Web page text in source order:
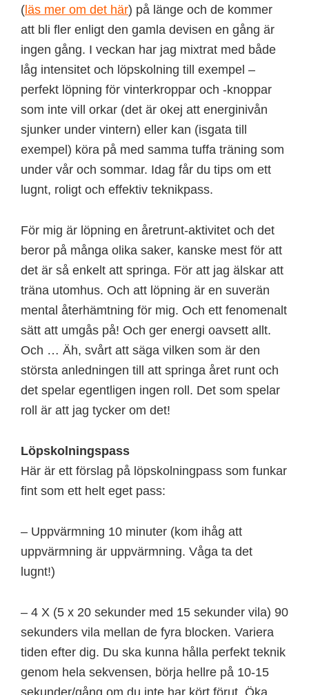
( läs mer om det här) på länge och de kommer
att bli fler enligt den gamla devisen en gång är
ingen gång. I veckan har jag mixtrat med både
låg intensitet och löpskolning till exempel –
perfekt löpning för vinterkroppar och -knoppar
som inte vill orkar (det är okej att energinivån
sjunker under vintern) eller kan (isgata till
exempel) köra på med samma tuffa träning som
under vår och sommar. Idag får du tips om ett
lugnt, roligt och effektiv teknikpass.
För mig är löpning en åretrunt-aktivitet och det
beror på många olika saker, kanske mest för att
det är så enkelt att springa. För att jag älskar att
träna utomhus. Och att löpning är en suverän
mental återhämtning för mig. Och ett fenomenalt
sätt att umgås på! Och ger energi oavsett allt.
Och … Äh, svårt att säga vilken som är den
största anledningen till att springa året runt och
det spelar egentligen ingen roll. Det som spelar
roll är att jag tycker om det!
Löpskolningspass
Här är ett förslag på löpskolningpass som funkar
fint som ett helt eget pass:
– Uppvärmning 10 minuter (kom ihåg att
uppvärmning är uppvärmning. Våga ta det
lugnt!)
– 4 X (5 x 20 sekunder med 15 sekunder vila) 90
sekunders vila mellan de fyra blocken. Variera
tiden efter dig. Du ska kunna hålla perfekt teknik
genom hela sekvensen, börja hellre på 10-15
sekunder/gång om du inte har kört förut. Öka